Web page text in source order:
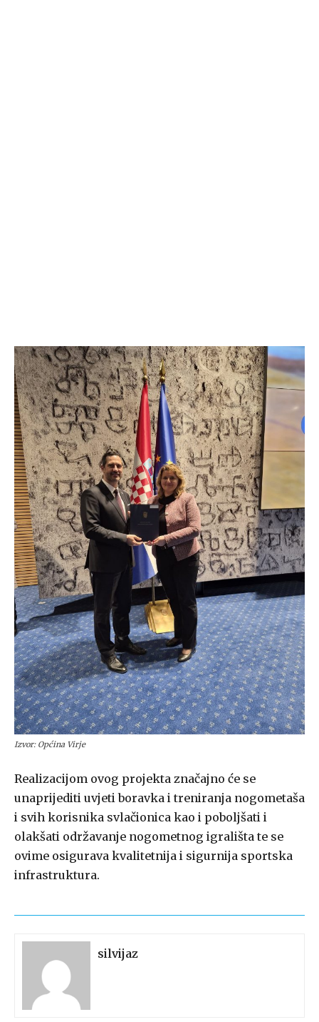
Izvor: Općina Virje
Realizacijom ovog projekta značajno će se
unaprijediti uvjeti boravka i treniranja nogometaša
i svih korisnika svlačionica kao i poboljšati i
olakšati održavanje nogometnog igrališta te se
ovime osigurava kvalitetnija i sigurnija sportska
infrastruktura.
silvijaz